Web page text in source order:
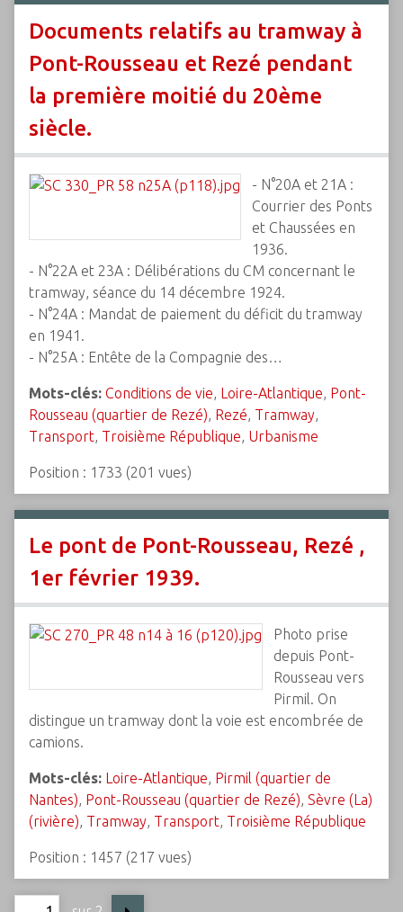
Documents relatifs au tramway à
Pont-Rousseau et Rezé pendant
la première moitié du 20ème
siècle.
- N°20A et 21A :
Courrier des Ponts
et Chaussées en
1936.
- N°22A et 23A : Délibérations du CM concernant le
tramway, séance du 14 décembre 1924.
- N°24A : Mandat de paiement du déficit du tramway
en 1941.
- N°25A : Entête de la Compagnie des…
Mots-clés: Conditions de vie, Loire-Atlantique, Pont-
Rousseau (quartier de Rezé), Rezé, Tramway,
Transport, Troisième République, Urbanisme
Position : 1733 (201 vues)
Le pont de Pont-Rousseau, Rezé ,
1er février 1939.
Photo prise
depuis Pont-
Rousseau vers
Pirmil. On
distingue un tramway dont la voie est encombrée de
camions.
Mots-clés: Loire-Atlantique, Pirmil (quartier de
Nantes), Pont-Rousseau (quartier de Rezé), Sèvre (La)
(rivière), Tramway, Transport, Troisième République
Position : 1457 (217 vues)